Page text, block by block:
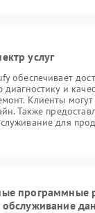
услуг
обеспечивает
диагностику и
Клиенты могут
Также
для
программные
обслуживание